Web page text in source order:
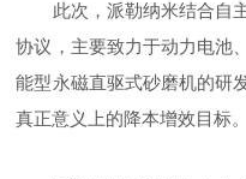
此次，派勒纳米结合自主
协议，主要致力于动力电池
能型永磁直驱式砂磨机的研
真正意义上的降本增效目标。